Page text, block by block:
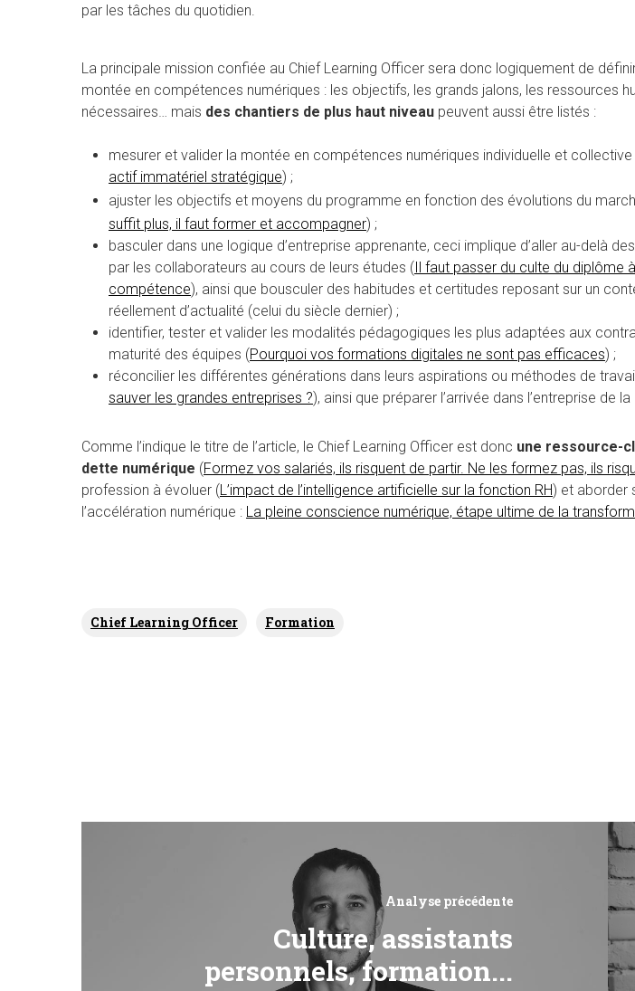
par les tâches du quotidien.
La principale mission confiée au Chief Learning Officer sera donc logiquement de
montée en compétences numériques : les objectifs, les grands jalons, les ressources
nécessaires… mais des chantiers de plus haut niveau peuvent aussi être listés :
mesurer et valider la montée en compétences numériques individuelle et collective
actif immatériel stratégique) ;
ajuster les objectifs et moyens du programme en fonction des évolutions du
suffit plus, il faut former et accompagner) ;
basculer dans une logique d’entreprise apprenante, ceci implique d’aller au-delà
par les collaborateurs au cours de leurs études (Il faut passer du culte du diplôme
compétence), ainsi que bousculer des habitudes et certitudes reposant sur un
réellement d’actualité (celui du siècle dernier) ;
identifier, tester et valider les modalités pédagogiques les plus adaptées aux
maturité des équipes (Pourquoi vos formations digitales ne sont pas efficaces) ;
réconcilier les différentes générations dans leurs aspirations ou méthodes de
sauver les grandes entreprises ?), ainsi que préparer l’arrivée dans l’entreprise de
Comme l’indique le titre de l’article, le Chief Learning Officer est donc une ressource-
dette numérique (Formez vos salariés, ils risquent de partir. Ne les formez pas, ils
profession à évoluer (L’impact de l’intelligence artificielle sur la fonction RH) et aborder
l’accélération numérique : La pleine conscience numérique, étape ultime de la
Chief Learning Officer Formation
Analyse précédente
Culture, assistants
personnels, formation...